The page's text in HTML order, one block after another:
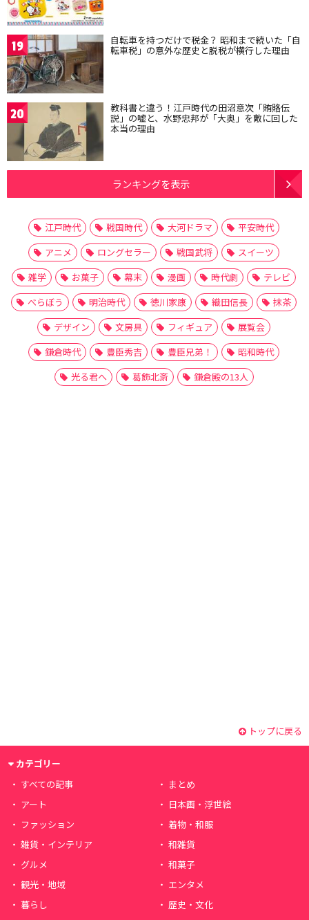
19 自転車を持つだけで税金？ 昭和まで続いた「自
転車税」の意外な歴史と脱税が横行した理由
20 教科書と違う！江戸時代の田沼意次「賄賂伝
説」の嘘と、水野忠邦が「大奥」を敵に回した
本当の理由
ランキングを表示
江戸時代 戦国時代 大河ドラマ
平安時代
アニメ
ロングセラー 戦国武将
スイーツ
雑学
お菓子 幕末 漫画 時代劇
テレビ
べらぼう
明治時代 徳川家康 織田信長
抹茶
デザイン
文房具 フィギュア
展覧会
鎌倉時代
豊臣秀吉 豊臣兄弟！
昭和時代
光る君へ
葛飾北斎 鎌倉殿の13人
トップに戻る
カテゴリー
すべての記事
まとめ
アート
日本画・浮世絵
ファッション
着物・和服
雑貨・インテリア
和雑貨
グルメ
和菓子
観光・地域
エンタメ
暮らし
歴史・文化